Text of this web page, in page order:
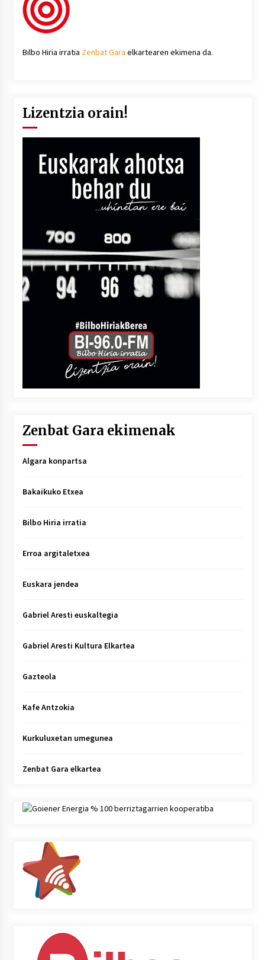
Bilbo Hiria irratia Zenbat Gara elkartearen ekimena da.
Lizentzia orain!
Zenbat Gara ekimenak
Algara konpartsa
Bakaikuko Etxea
Bilbo Hiria irratia
Erroa argitaletxea
Euskara jendea
Gabriel Aresti euskaltegia
Gabriel Aresti Kultura Elkartea
Gazteola
Kafe Antzokia
Kurkuluxetan umegunea
Zenbat Gara elkartea